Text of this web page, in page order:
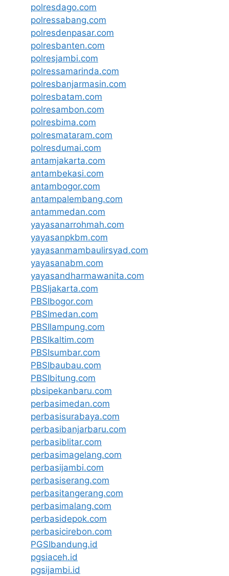
polresdago.com
polressabang.com
polresdenpasar.com
polresbanten.com
polresjambi.com
polressamarinda.com
polresbanjarmasin.com
polresbatam.com
polresambon.com
polresbima.com
polresmataram.com
polresdumai.com
antamjakarta.com
antambekasi.com
antambogor.com
antampalembang.com
antammedan.com
yayasanarrohmah.com
yayasanpkbm.com
yayasanmambaulirsyad.com
yayasanabm.com
yayasandharmawanita.com
PBSIjakarta.com
PBSIbogor.com
PBSImedan.com
PBSIlampung.com
PBSIkaltim.com
PBSIsumbar.com
PBSIbaubau.com
PBSIbitung.com
pbsipekanbaru.com
perbasimedan.com
perbasisurabaya.com
perbasibanjarbaru.com
perbasiblitar.com
perbasimagelang.com
perbasijambi.com
perbasiserang.com
perbasitangerang.com
perbasimalang.com
perbasidepok.com
perbasicirebon.com
PGSIbandung.id
pgsiaceh.id
pgsijambi.id